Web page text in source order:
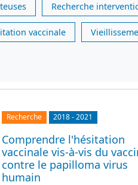
Recherche
vaccinale
Recherche 2018-2021
Comprendre l'hésitation
vaccinale vis-à-vis du
contre le papilloma virus
humain